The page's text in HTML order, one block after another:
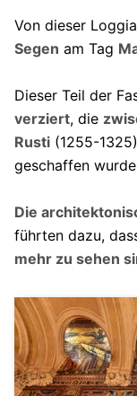
Von dieser
Segen am Tag
Dieser Teil der
verziert, die
Rusti(1255-
geschaffen
Die
führten dazu,
mehr zu sehen